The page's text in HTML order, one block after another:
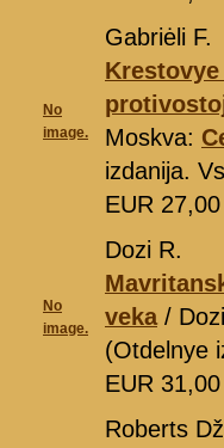
No
image.
Gabriėli F.
Moskva:
izdanija.
EUR
No
image.
Dozi R.
veka/
(Otdelnye
EUR
Roberts